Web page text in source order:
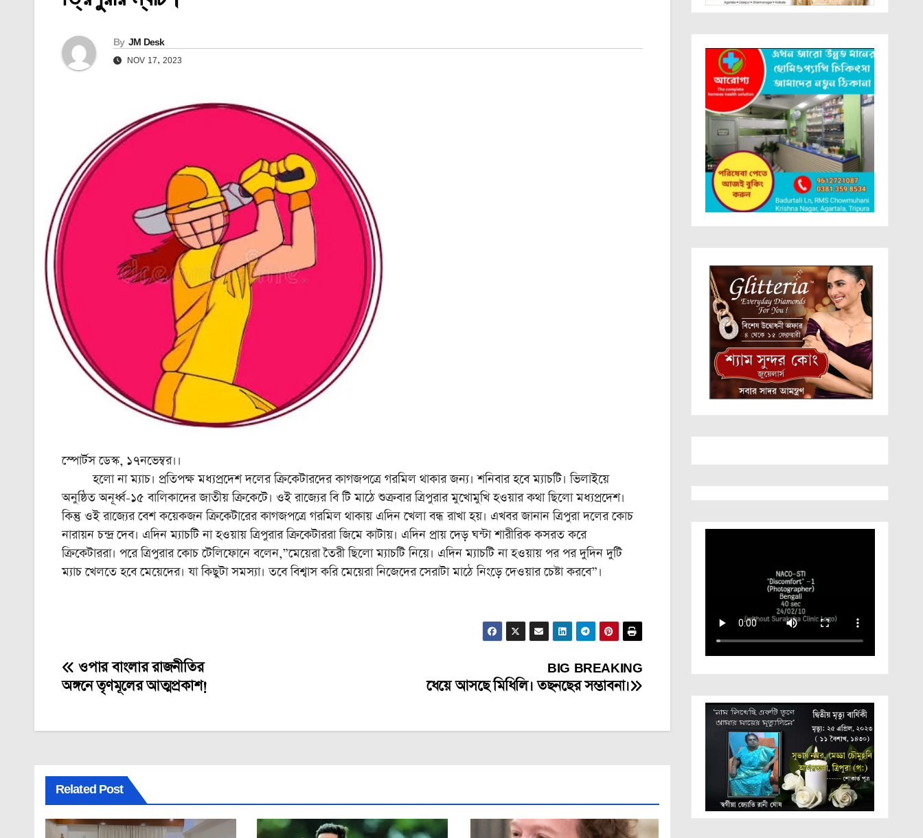
By JM Desk
NOV 17, 2023
স্পোর্টস ডেস্ক, ১৭নভেম্বর।।
হলো না ম্যাচ। প্রতিপক্ষ মধ্যপ্রদেশ দলের ক্রিকেটারদের কাগজপত্রে গরমিল থাকার জন্য। শনিবার হবে ম্যাচটি। ভিলাইয়ে
অনুষ্ঠিত অনূর্ধ্ব-‌১৫ বালিকাদের জাতীয় ক্রিকেটে। ওই রাজ্যের বি টি মাঠে শুক্রবার ত্রিপুরার মুখোমুখি হওয়ার কথা ছিলো মধ্যপ্রদেশ।
কিন্তু ওই রাজ্যের বেশ কয়েকজন ক্রিকেটারের কাগজপত্রে গরমিল থাকায় এদিন খেলা বন্ধ রাখা হয়। এখবর জানান ত্রিপুরা দলের কোচ
নারায়ন চন্দ্র দেব। এদিন ম্যাচটি না হওয়ায় ত্রিপুরার ক্রিকেটাররা জিমে কাটায়। এদিন প্রায় দেড় ঘন্টা শারীরিক কসরত করে
ক্রিকেটাররা। পরে ত্রিপুরার কোচ টেলিফোনে বলেন,”মেয়েরা তৈরী ছিলো ম্যাচটি নিয়ে। এদিন ম্যাচটি না হওয়ায় পর পর দুদিন দুটি
ম্যাচ খেলতে হবে মেয়েদের। যা কিছুটা সমস্যা। তবে বিশ্বাস করি মেয়েরা নিজেদের সেরাটা মাঠে নিংড়ে দেওয়ার চেষ্টা করবে”।‌ ‌
Post
navigation
BIG BREAKING
ধেয়ে আসছে মিধিলি। তছনছের সম্ভাবনা।
ওপার বাংলার রাজনীতির
অঙ্গনে তৃণমূলের আত্মপ্রকাশ!
Related Post